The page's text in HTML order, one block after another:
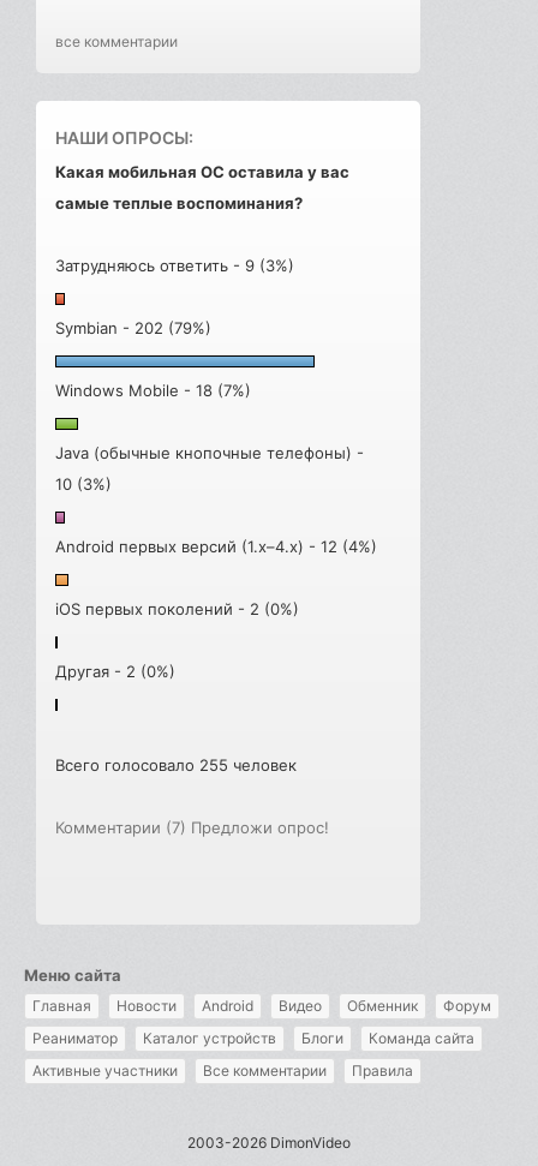
все комментарии
НАШИ ОПРОСЫ:
Какая мобильная ОС оставила у вас
самые теплые воспоминания?
Затрудняюсь ответить - 9 (3%)
Symbian - 202 (79%)
Windows Mobile - 18 (7%)
Java (обычные кнопочные телефоны) -
10 (3%)
Android первых версий (1.x–4.x) - 12 (4%)
iOS первых поколений - 2 (0%)
Другая - 2 (0%)
Всего голосовало 255 человек
Комментарии (7) Предложи опрос!
Меню сайта
Главная Новости Android Видео Обменник
Форум
Реаниматор
Каталог устройств Блоги
Команда сайта
Активные участники
Все комментарии Правила
2003-2026 DimonVideo